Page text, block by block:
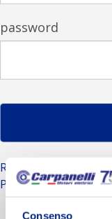
Consenso
password
Register
Password lost?